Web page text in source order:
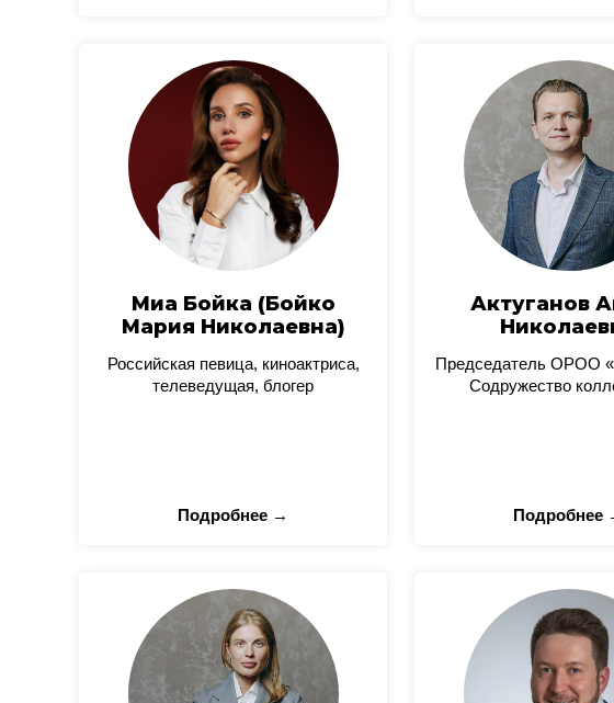
Миа Бойка (Бойко
Мария Николаевна)
Российская певица, киноактриса,
телеведущая, блогер
Подробнее →
Актуганов
Председатель ОРОО
Содружество
Подробнее